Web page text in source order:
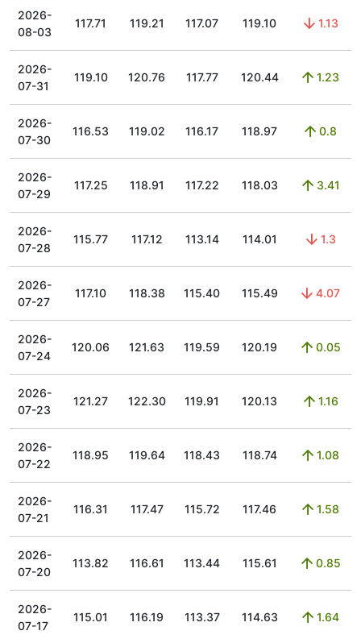
2026-
08-03
117.71 119.21 117.07 119.10 1.13
2026-
07-31
119.10 120.76 117.77 120.44 1.23
2026-
07-30
116.53 119.02 116.17 118.97 0.8
2026-
07-29
117.25 118.91 117.22 118.03 3.41
2026-
07-28
115.77 117.12 113.14 114.01 1.3
2026-
07-27
117.10 118.38 115.40 115.49 4.07
2026-
07-24
120.06 121.63 119.59 120.19 0.05
2026-
07-23
121.27 122.30 119.91 120.13 1.16
2026-
07-22
118.95 119.64 118.43 118.74 1.08
2026-
07-21
116.31 117.47 115.72 117.46 1.58
2026-
07-20
113.82 116.61 113.44 115.61 0.85
2026-
07-17
115.01 116.19 113.37 114.63 1.64